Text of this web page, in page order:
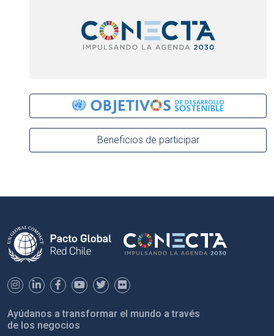
Beneficios de participar
Ayúdanos a transformar el mundo a través
de los negocios